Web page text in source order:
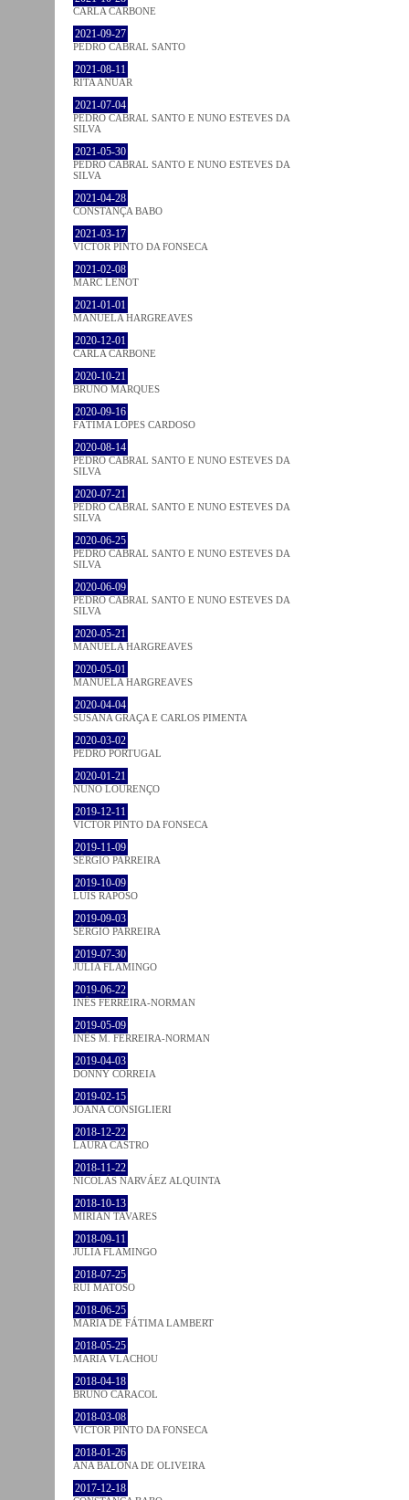
CARLA CARBONE
2021-09-27
PEDRO CABRAL SANTO
2021-08-11
RITA ANUAR
2021-07-04
PEDRO CABRAL SANTO E NUNO ESTEVES DA
SILVA
2021-05-30
PEDRO CABRAL SANTO E NUNO ESTEVES DA
SILVA
2021-04-28
CONSTANÇA BABO
2021-03-17
VICTOR PINTO DA FONSECA
2021-02-08
MARC LENOT
2021-01-01
MANUELA HARGREAVES
2020-12-01
CARLA CARBONE
2020-10-21
BRUNO MARQUES
2020-09-16
FÁTIMA LOPES CARDOSO
2020-08-14
PEDRO CABRAL SANTO E NUNO ESTEVES DA
SILVA
2020-07-21
PEDRO CABRAL SANTO E NUNO ESTEVES DA
SILVA
2020-06-25
PEDRO CABRAL SANTO E NUNO ESTEVES DA
SILVA
2020-06-09
PEDRO CABRAL SANTO E NUNO ESTEVES DA
SILVA
2020-05-21
MANUELA HARGREAVES
2020-05-01
MANUELA HARGREAVES
2020-04-04
SUSANA GRAÇA E CARLOS PIMENTA
2020-03-02
PEDRO PORTUGAL
2020-01-21
NUNO LOURENÇO
2019-12-11
VICTOR PINTO DA FONSECA
2019-11-09
SÉRGIO PARREIRA
2019-10-09
LUÍS RAPOSO
2019-09-03
SÉRGIO PARREIRA
2019-07-30
JULIA FLAMINGO
2019-06-22
INÊS FERREIRA-NORMAN
2019-05-09
INÊS M. FERREIRA-NORMAN
2019-04-03
DONNY CORREIA
2019-02-15
JOANA CONSIGLIERI
2018-12-22
LAURA CASTRO
2018-11-22
NICOLÁS NARVÁEZ ALQUINTA
2018-10-13
MIRIAN TAVARES
2018-09-11
JULIA FLAMINGO
2018-07-25
RUI MATOSO
2018-06-25
MARIA DE FÁTIMA LAMBERT
2018-05-25
MARIA VLACHOU
2018-04-18
BRUNO CARACOL
2018-03-08
VICTOR PINTO DA FONSECA
2018-01-26
ANA BALONA DE OLIVEIRA
2017-12-18